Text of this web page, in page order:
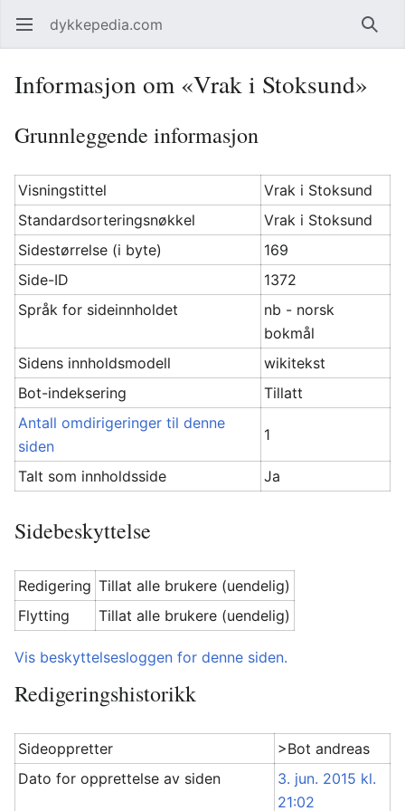
Åpne hovedmenyen dykkepedia.com Søk
Informasjon om «Vrak i Stoksund»
Grunnleggende informasjon
Visningstittel
Vrak i Stoksund
Standardsorteringsnøkkel
Vrak i Stoksund
Sidestørrelse (i byte)
169
Side-ID
1372
Språk for sideinnholdet
nb - norsk
bokmål
Sidens innholdsmodell
wikitekst
Bot-indeksering
Tillatt
Antall omdirigeringer til denne
siden
1
Talt som innholdsside Ja
Sidebeskyttelse
Redigering Tillat alle brukere (uendelig)
Flytting
Tillat alle brukere (uendelig)
Vis beskyttelsesloggen for denne siden.
Redigeringshistorikk
Sideoppretter
>Bot andreas
Dato for opprettelse av siden
3. jun. 2015 kl.
21:02